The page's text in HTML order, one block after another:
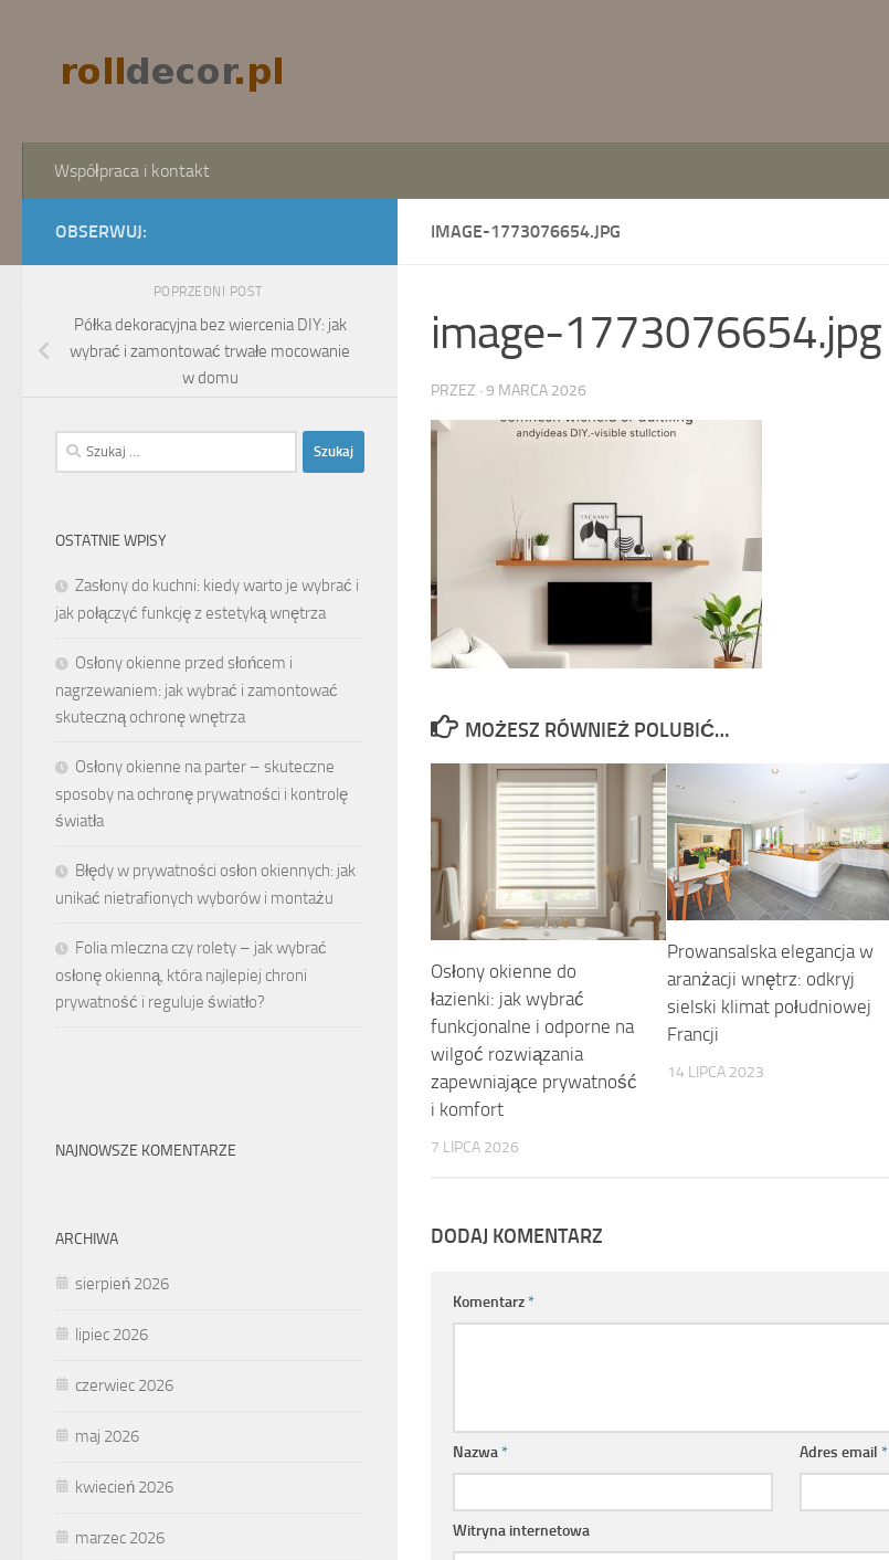
Współpraca i kontakt
IMAGE-1773076654.JPG
image-1773076654.jpg
PRZEZ · 9 MARCA 2026
MOŻESZ RÓWNIEŻ POLUBIĆ…
Osłony okienne do
łazienki: jak wybrać
funkcjonalne i odporne na
wilgoć rozwiązania
zapewniające prywatność
i komfort
7 LIPCA 2026
Prowansalska elegancja w
aranżacji wnętrz: odkryj
sielski klimat południowej
Francji
14 LIPCA 2023
DODAJ KOMENTARZ
Komentarz*
Nazwa* Adres email*
Witryna internetowa
OBSERWUJ:
POPRZEDNI POST
Półka dekoracyjna bez wiercenia DIY: jak
wybrać i zamontować trwałe mocowanie
w domu
Szukaj:
OSTATNIE WPISY
Zasłony do kuchni: kiedy warto je wybrać i
jak połączyć funkcję z estetyką wnętrza
Osłony okienne przed słońcem i
nagrzewaniem: jak wybrać i zamontować
skuteczną ochronę wnętrza
Osłony okienne na parter – skuteczne
sposoby na ochronę prywatności i kontrolę
światła
Błędy w prywatności osłon okiennych: jak
unikać nietrafionych wyborów i montażu
Folia mleczna czy rolety – jak wybrać
osłonę okienną, która najlepiej chroni
prywatność i reguluje światło?
NAJNOWSZE KOMENTARZE
ARCHIWA
sierpień 2026
lipiec 2026
czerwiec 2026
maj 2026
kwiecień 2026
marzec 2026